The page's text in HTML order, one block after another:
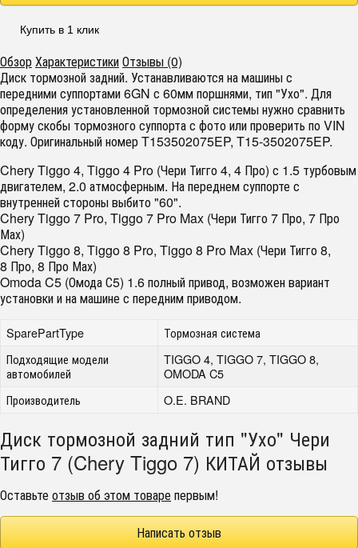
Купить в 1 клик
ОбзорХарактеристикиОтзывы (0)
Диск тормозной задний. Устанавливаются на машины с
передними суппортами 6GN с 60мм поршнями, тип "Ухо". Для
определения установленной тормозной системы нужно сравнить
форму скобы тормозного суппорта с фото или проверить по VIN
коду. Оригинальный номер T153502075EP, T15-3502075EP.
Chery Tiggo 4, Tiggo 4 Pro (Чери Тигго 4, 4 Про) с 1.5 турбовым
двигателем, 2.0 атмосферным. На переднем суппорте с
внутренней стороны выбито "60".
Chery Tiggo 7 Pro, Tiggo 7 Pro Max (Чери Тигго 7 Про, 7 Про
Мах)
Chery Tiggo 8, Tiggo 8 Pro, Tiggo 8 Pro Max (Чери Тигго 8,
8 Про, 8 Про Мах)
Omoda C5 (Омода С5) 1.6 полный привод, возможен вариант
установки и на машине с передним приводом.
SparePartType
Тормозная система
Подходящие модели
автомобилей
TIGGO 4, TIGGO 7, TIGGO 8,
OMODA C5
Производитель
O.E. BRAND
Диск тормозной задний тип "Ухо" Чери
Тигго 7 (Chery Tiggo 7) КИТАЙ отзывы
Оставьтеотзыв об этом товарепервым!
Написать отзыв